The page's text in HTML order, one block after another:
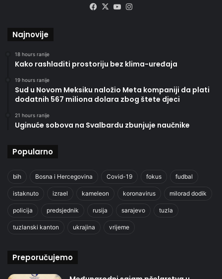
Facebook
X YouTube
Najnovije
18 hours ranije
Kako rashladiti prostoriju bez klima-uređaja
19 hours ranije
Sud u Novom Meksiku naložio Meta kompaniji da plati
dodatnih 567 miliona dolara zbog štete djeci
21 hours ranije
Uginuće sobova na Svalbardu zbunjuje naučnike
Popularno
bih Bosna i Hercegovina Covid-19 fokus fudbal
istaknuto izrael kameleon koronavirus milorad dodik
policija predsjednik rusija sarajevo tuzla
tuzlanski kanton ukrajina vrijeme
Preporučujemo